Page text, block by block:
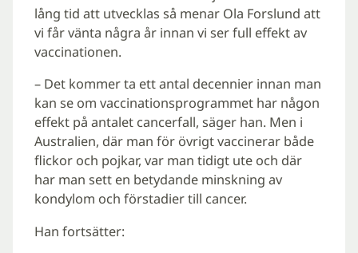
lång tid att utvecklas så menar Ola Forslund att
vi får vänta några år innan vi ser full effekt av
vaccinationen.
– Det kommer ta ett antal decennier innan man
kan se om vaccinationsprogrammet har någon
effekt på antalet cancerfall, säger han. Men i
Australien, där man för övrigt vaccinerar både
flickor och pojkar, var man tidigt ute och där
har man sett en betydande minskning av
kondylom och förstadier till cancer.
Han fortsätter: